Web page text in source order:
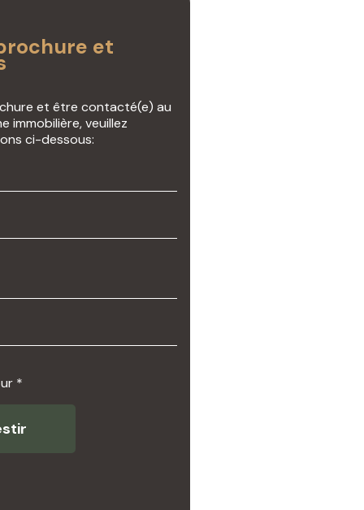
et
et être contacté(e) au
immobilière, veuillez
ci-dessous:
*